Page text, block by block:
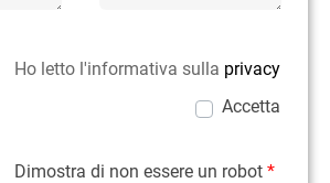
Ho letto l'informativa sulla privacy
Accetta
Dimostra di non essere un robot *